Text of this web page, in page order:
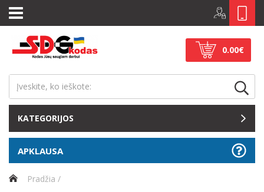
0.00€
KATEGORIJOS
APKLAUSA
Pradžia